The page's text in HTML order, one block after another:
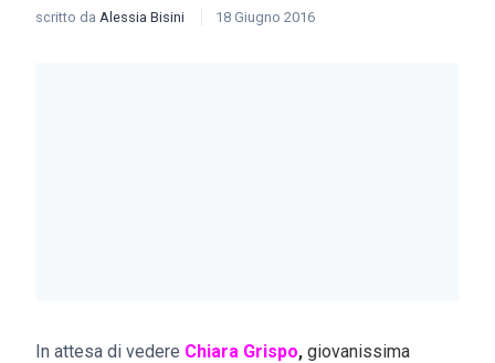
scritto da Alessia Bisini 18 Giugno 2016
In attesa di vedere Chiara Grispo, giovanissima